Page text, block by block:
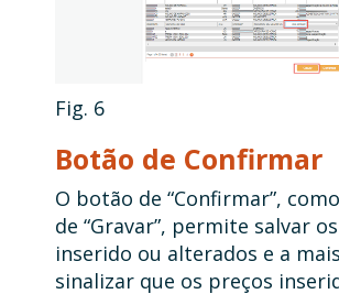
Fig. 6
Botão de Confirmar
O botão de “Confirmar”,
de “Gravar”, permite salvar
inserido ou alterados e a
sinalizar que os preços